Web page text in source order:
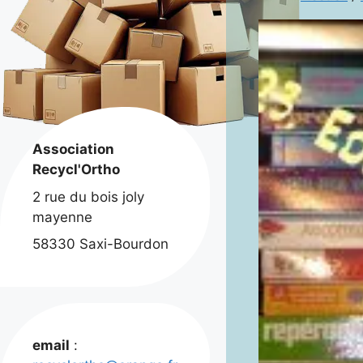
Association
Recycl'Ortho
2 rue du bois joly
mayenne
58330 Saxi-Bourdon
email :